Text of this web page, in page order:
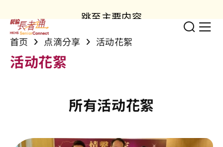
跳至主要内容
切换
显
首页 点滴分享 活动花絮
活动花絮
所有活动花絮